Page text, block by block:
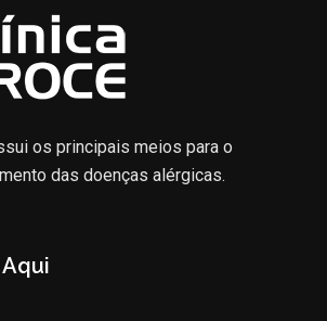
os principais meios para o
das doenças alérgicas.